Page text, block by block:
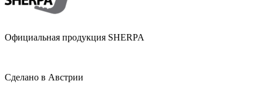
Официальная продукция SHERPA
Сделано в Австрии